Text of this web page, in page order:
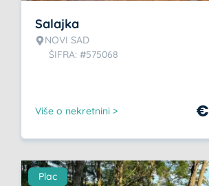
Salajka
NOVI SAD
ŠIFRA: #575068
Više o nekretnini > €
Plac